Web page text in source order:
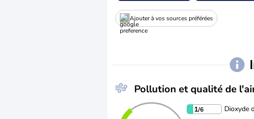
Ajouter à vos sources préférées
Pollution et qualité de
1/6 Dioxyde